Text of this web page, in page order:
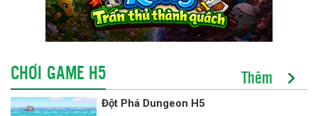
CHƠI GAME H5 Thêm
Đột Phá Dungeon H5